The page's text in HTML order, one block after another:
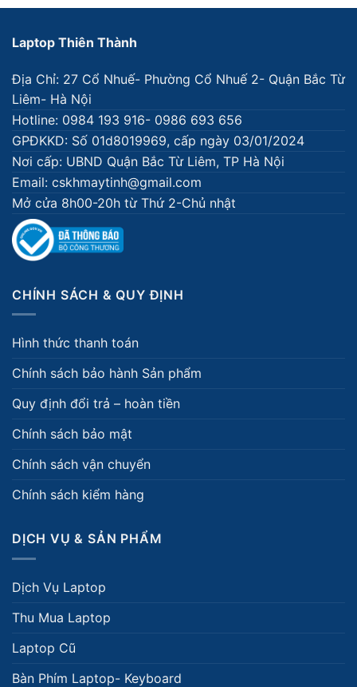
Laptop Thiên Thành
Địa Chỉ: 27 Cổ Nhuế- Phường Cổ Nhuế 2- Quận Bắc Từ
Liêm- Hà Nội
Hotline: 0984 193 916- 0986 693 656
GPĐKKD: Số 01d8019969, cấp ngày 03/01/2024
Nơi cấp: UBND Quận Bắc Từ Liêm, TP Hà Nội
Email: cskhmaytinh@gmail.com
Mở cửa 8h00-20h từ Thứ 2-Chủ nhật
CHÍNH SÁCH & QUY ĐỊNH
Hình thức thanh toán
Chính sách bảo hành Sản phẩm
Quy định đổi trả – hoàn tiền
Chính sách bảo mật
Chính sách vận chuyển
Chính sách kiểm hàng
DỊCH VỤ & SẢN PHẨM
Dịch Vụ Laptop
Thu Mua Laptop
Laptop Cũ
Bàn Phím Laptop- Keyboard